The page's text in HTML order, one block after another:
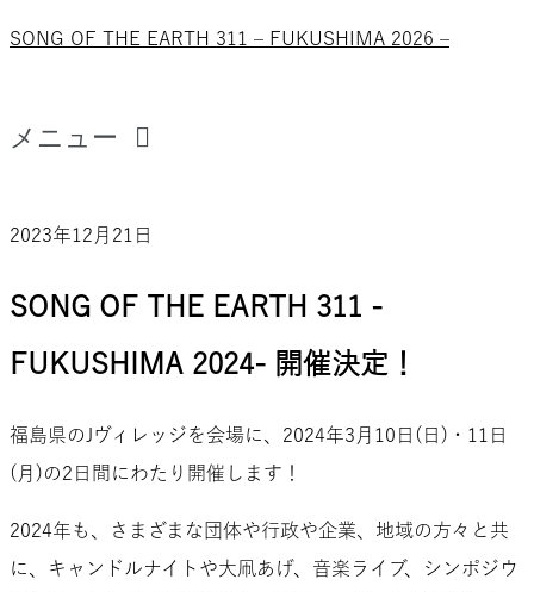
SONG OF THE EARTH 311 – FUKUSHIMA 2026 –
メニュー
2023年12月21日
SONG OF THE EARTH 311 -
FUKUSHIMA 2024- 開催決定！
福島県のJヴィレッジを会場に、2024年3月10日(日)・11日
(月)の2日間にわたり開催します！
2024年も、さまざまな団体や行政や企業、地域の方々と共
に、キャンドルナイトや大凧あげ、音楽ライブ、シンポジウ